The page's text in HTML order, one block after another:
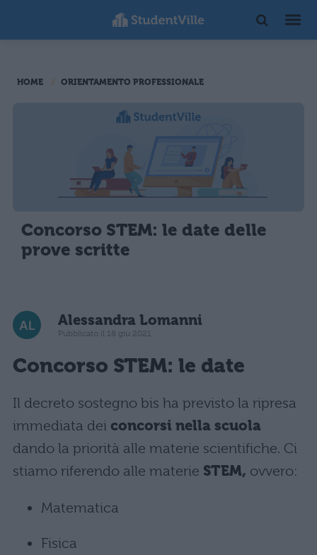
HOME ORIENTAMENTO PROFESSIONALE
Concorso STEM: le date delle
prove scritte
Alessandra Lomanni
Pubblicato il 18 giu 2021
Concorso STEM: le date
Il decreto sostegno bis ha previsto la ripresa
immediata dei concorsi nella scuola
dando la priorità alle materie scientifiche. Ci
stiamo riferendo alle materie STEM, ovvero:
Matematica
Fisica